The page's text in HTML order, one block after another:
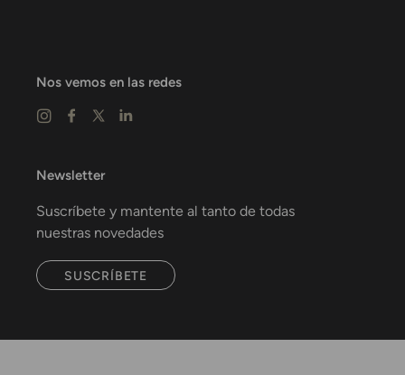
Nos vemos en las redes
Newsletter
Suscríbete y mantente al tanto de todas
nuestras novedades
SUSCRÍBETE